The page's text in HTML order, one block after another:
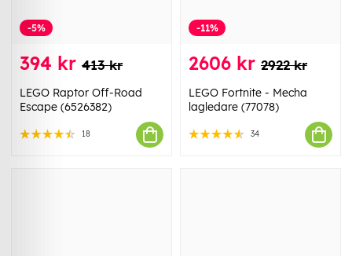
-5%
394 kr 413 kr
LEGO Raptor Off-Road
Escape (6526382)
18
-11%
2606 kr 2922 kr
LEGO Fortnite - Mecha
lagledare (77078)
34